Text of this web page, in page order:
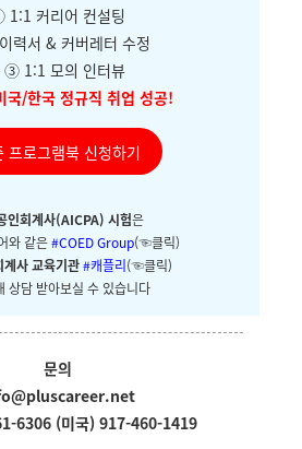
커리어 컨설팅
이력서 & 커버레터 수정
③ 1:1 모의 인터뷰
국/한국 정규직 취업 성공!
프로그램북 신청하기
인회계사(AICPA) 시험은
와 같은#COED Group(☜클릭)
계사 교육기관#캐플리(☜클릭)
상담 받아보실 수 있습니다
문의
6306 (미국) 917-460-1419